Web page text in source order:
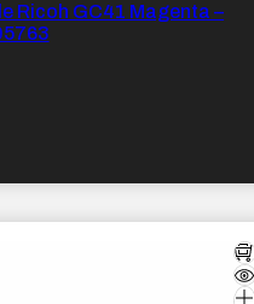
Ricoh GC41 Magenta –